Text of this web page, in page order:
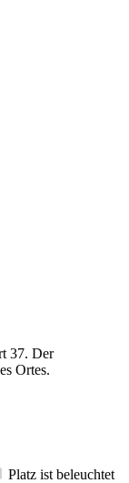
37. Der
Ortes.
Platz ist beleuchtet